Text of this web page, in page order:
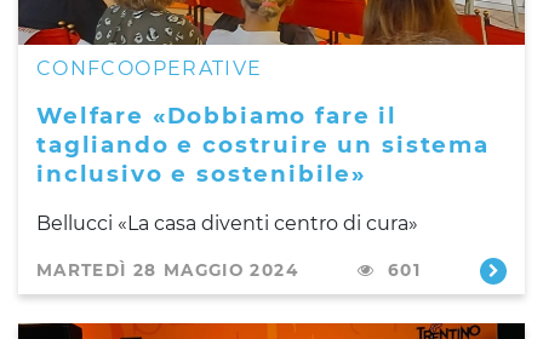
CONFCOOPERATIVE
Welfare «Dobbiamo fare il
tagliando e costruire un sistema
inclusivo e sostenibile»
Bellucci «La casa diventi centro di cura»
MARTEDÌ 28 MAGGIO 2024 601